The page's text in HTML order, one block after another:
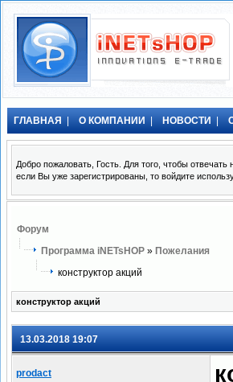
ГЛАВНАЯ О КОМПАНИИ НОВОСТИ
Добро пожаловать, Гость. Для того, чтобы
если Вы уже зарегистрированы, то войдите
Форум
Программа iNETsHOP » Пожелания
конструктор акций
конструктор акций
13.03.2018 19:07
prodact